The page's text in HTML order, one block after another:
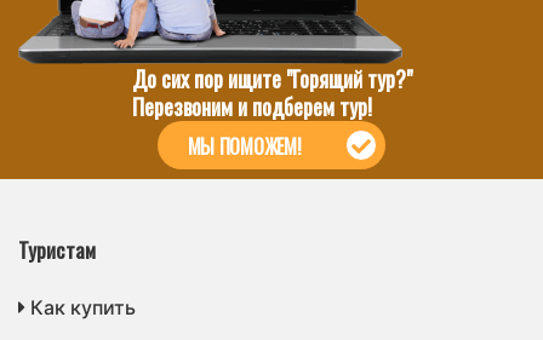
До сих пор ищите "Горящий тур?"
Перезвоним и подберем тур!
МЫ ПОМОЖЕМ!
Туристам
Как купить